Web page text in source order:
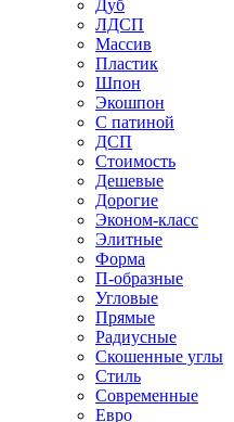
Дуб
ЛДСП
Массив
Пластик
Шпон
Экошпон
С патиной
ДСП
Стоимость
Дешевые
Дорогие
Эконом-класс
Элитные
Форма
П-образные
Угловые
Прямые
Радиусные
Скошенные углы
Стиль
Современные
Евро